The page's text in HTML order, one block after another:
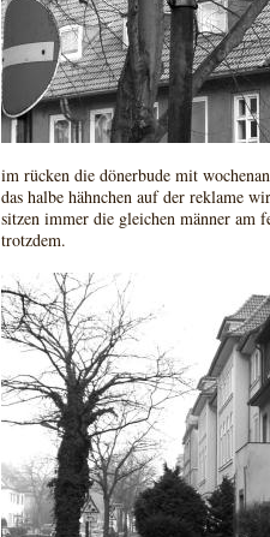
im rücken die dönerbude mit
das halbe hähnchen auf der reklame
sitzen immer die gleichen männer am
trotzdem.